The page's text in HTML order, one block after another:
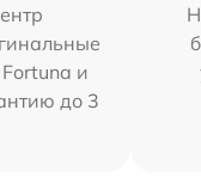
и
до 3